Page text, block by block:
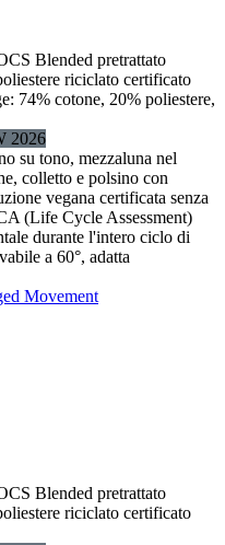
Blended pretrattato
riciclato certificato
74% cotone, 20% poliestere,
2026
su tono, mezzaluna nel
colletto e polsino con
vegana certificata senza
(Life Cycle Assessment)
durante l'intero ciclo di
a 60°, adatta
Movement
Blended pretrattato
riciclato certificato